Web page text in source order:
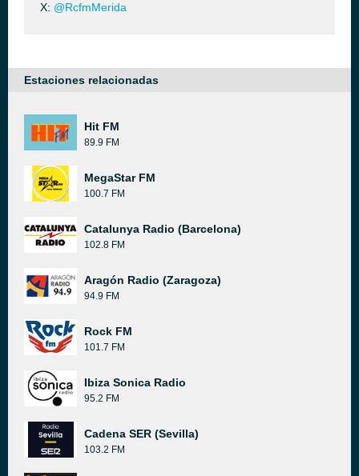
X: @RcfmMerida
Estaciones relacionadas
Hit FM
89.9 FM
MegaStar FM
100.7 FM
Catalunya Radio (Barcelona)
102.8 FM
Aragón Radio (Zaragoza)
94.9 FM
Rock FM
101.7 FM
Ibiza Sonica Radio
95.2 FM
Cadena SER (Sevilla)
103.2 FM